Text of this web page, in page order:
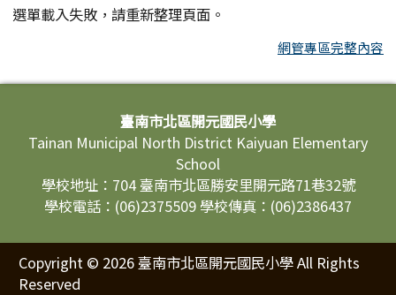
選單載入失敗，請重新整理頁面。
網管專區完整內容
頁尾區域內容臺南市北區開元國民小學
Tainan Municipal North District Kaiyuan Elementary
School
學校地址：704 臺南市北區勝安里開元路71巷32號
學校電話：(06)2375509 學校傳真：(06)2386437
Copyright © 2026 臺南市北區開元國民小學 All Rights
Reserved